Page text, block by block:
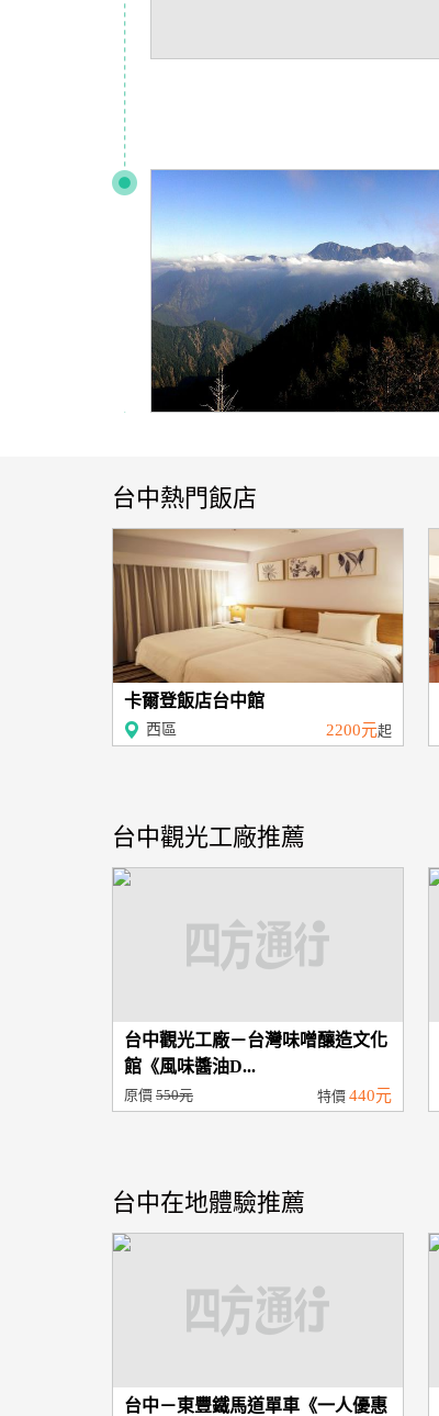
台中熱門飯店
卡爾登飯店台中館
西區 2200元起
台中觀光工廠推薦
台中觀光工廠－台灣味噌釀造文化
館《風味醬油D...
原價 550元 特價 440元
台中在地體驗推薦
台中－東豐鐵馬道單車《一人優惠